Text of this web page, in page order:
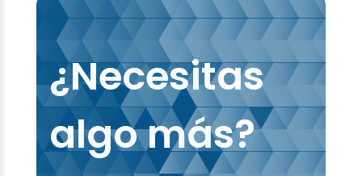
¿Necesitas
algo más?